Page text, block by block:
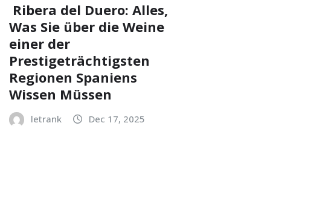
Ribera del Duero: Alles,
Was Sie über die Weine
einer der
Prestigeträchtigsten
Regionen Spaniens
Wissen Müssen
letrank Dec 17, 2025